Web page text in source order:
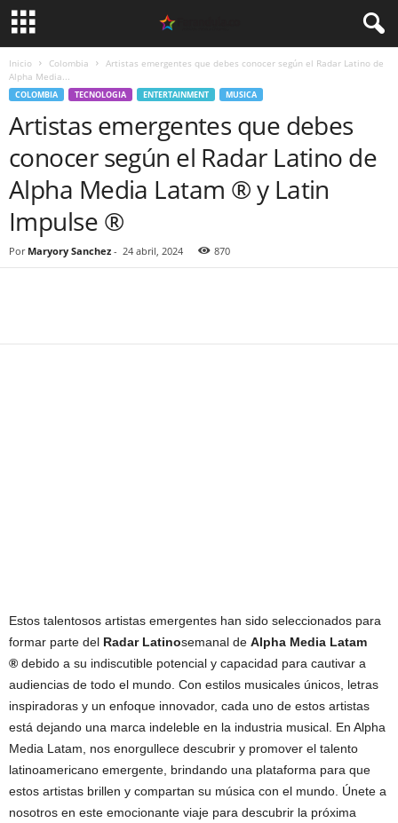
Inicio Colombia
Artistas emergentes que debes conocer según el Radar Latino de
Alpha Media...
COLOMBIA TECNOLOGIA ENTERTAINMENT MUSICA
Artistas emergentes que debes
conocer según el Radar Latino de
Alpha Media Latam ® y Latin
Impulse ®
Por Maryory Sanchez - 24 abril, 2024 870
Estos talentosos artistas emergentes han sido seleccionados para
formar parte del Radar Latinosemanal de Alpha Media Latam
® debido a su indiscutible potencial y capacidad para cautivar a
audiencias de todo el mundo. Con estilos musicales únicos, letras
inspiradoras y un enfoque innovador, cada uno de estos artistas
está dejando una marca indeleble en la industria musical. En Alpha
Media Latam, nos enorgullece descubrir y promover el talento
latinoamericano emergente, brindando una plataforma para que
estos artistas brillen y compartan su música con el mundo. Únete a
nosotros en este emocionante viaje para descubrir la próxima